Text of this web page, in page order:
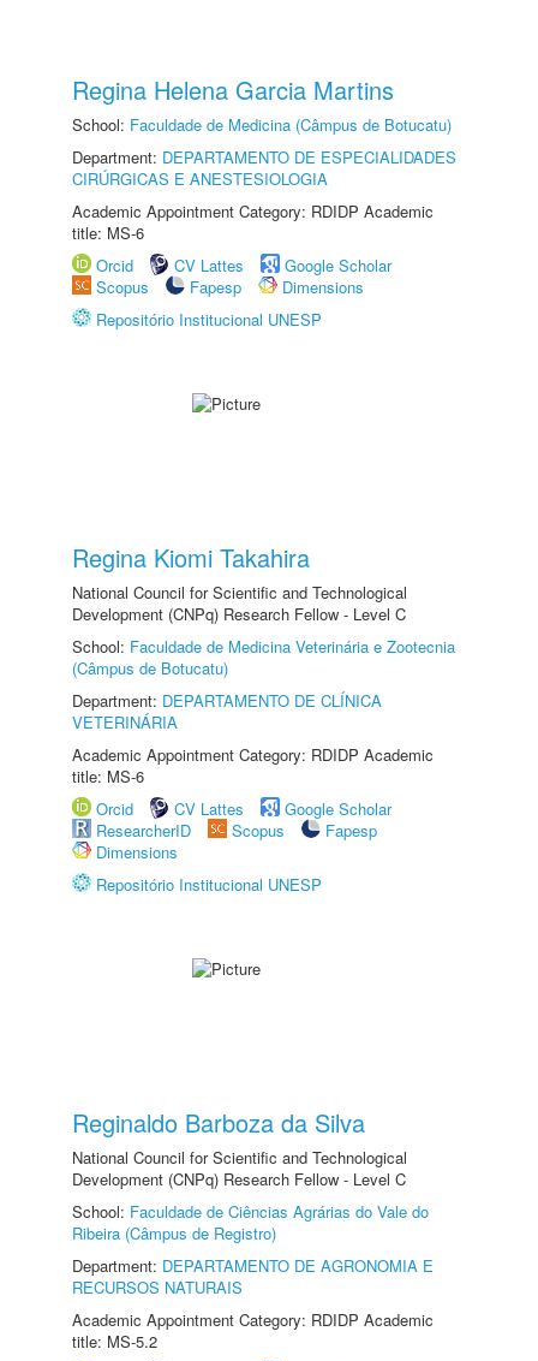
Regina Helena Garcia Martins
School: Faculdade de Medicina (Câmpus de Botucatu)
Department: DEPARTAMENTO DE ESPECIALIDADES
CIRÚRGICAS E ANESTESIOLOGIA
Academic Appointment Category: RDIDP Academic
title: MS-6
Orcid
CV Lattes
Google Scholar
Scopus
Fapesp
Dimensions
Repositório Institucional UNESP
Regina Kiomi Takahira
National Council for Scientific and Technological
Development (CNPq) Research Fellow - Level C
School: Faculdade de Medicina Veterinária e Zootecnia
(Câmpus de Botucatu)
Department: DEPARTAMENTO DE CLÍNICA
VETERINÁRIA
Academic Appointment Category: RDIDP Academic
title: MS-6
Orcid
CV Lattes
Google Scholar
ResearcherID
Scopus
Fapesp
Dimensions
Repositório Institucional UNESP
Reginaldo Barboza da Silva
National Council for Scientific and Technological
Development (CNPq) Research Fellow - Level C
School: Faculdade de Ciências Agrárias do Vale do
Ribeira (Câmpus de Registro)
Department: DEPARTAMENTO DE AGRONOMIA E
RECURSOS NATURAIS
Academic Appointment Category: RDIDP Academic
title: MS-5.2